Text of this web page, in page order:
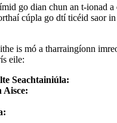
go dian chun an t-ionad a
cúpla go dtí ticéid saor in
is mó a tharraingíonn
eile:
Seachtainiúla:
Aisce: